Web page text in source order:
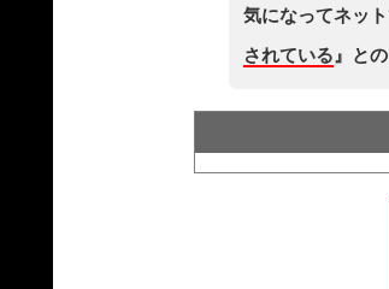
気になってネッ
されている 』と